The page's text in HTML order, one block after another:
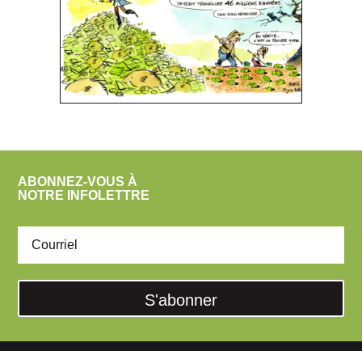
ABONNEZ-VOUS À
NOTRE INFOLETTRE
S'abonner